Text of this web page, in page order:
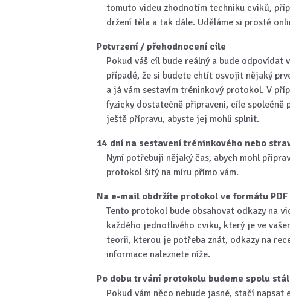
tomuto videu zhodnotím techniku cviků,
držení těla a tak dále. Uděláme si prostě
Potvrzení / přehodnocení cíle
Pokud váš cíl bude reálný a bude odpovídat
případě, že si budete chtít osvojit nějaký
a já vám sestavím tréninkový protokol. V
fyzicky dostatečně připraveni, cíle společně
ještě přípravu, abyste jej mohli splnit.
14 dní na sestavení tréninkového nebo
Nyní potřebuji nějaký čas, abych mohl
protokol šitý na míru přímo vám.
Na e-mail obdržíte protokol ve formátu PDF
Tento protokol bude obsahovat odkazy na
každého jednotlivého cviku, který je ve
teorii, kterou je potřeba znát, odkazy na
informace naleznete níže.
Po dobu trvání protokolu budeme spolu
Pokud vám něco nebude jasné, stačí napsat